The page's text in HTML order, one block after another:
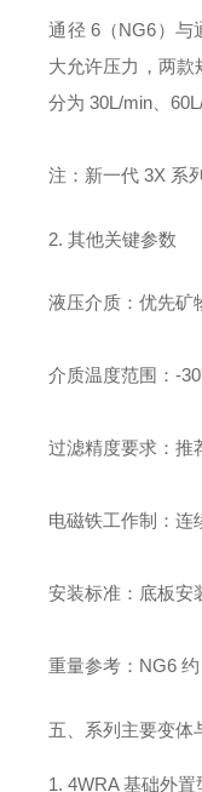
通径 6（NG6）与
大允许压力，两款
分为 30L/min、
注：新一代 3X 系
2. 其他关键参数
液压介质 ：优先
介质温度范围 ：-
过滤精度要求 ：
电磁铁工作制 ：连
安装标准 ：底板
重量参考 ：NG6
五、系列主要变体
1. 4WRA 基础外置